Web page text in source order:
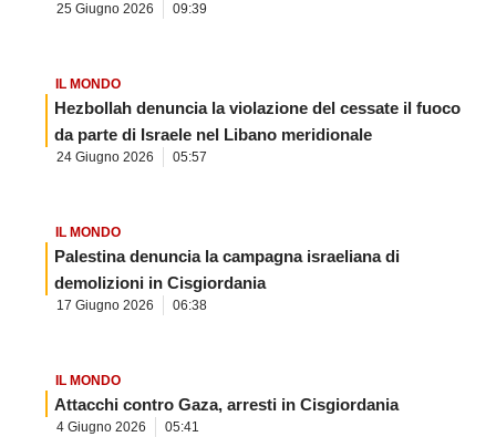
25 Giugno 2026 09:39
IL MONDO
Hezbollah denuncia la violazione del cessate il fuoco
da parte di Israele nel Libano meridionale
24 Giugno 2026 05:57
IL MONDO
Palestina denuncia la campagna israeliana di
demolizioni in Cisgiordania
17 Giugno 2026 06:38
IL MONDO
Attacchi contro Gaza, arresti in Cisgiordania
4 Giugno 2026 05:41